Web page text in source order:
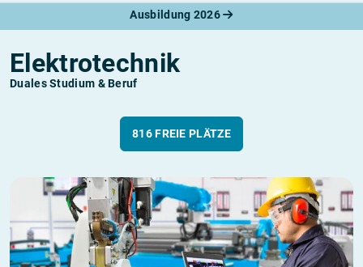
Ausbildung 2026
Elektrotechnik
Duales Studium & Beruf
816 FREIE PLÄTZE